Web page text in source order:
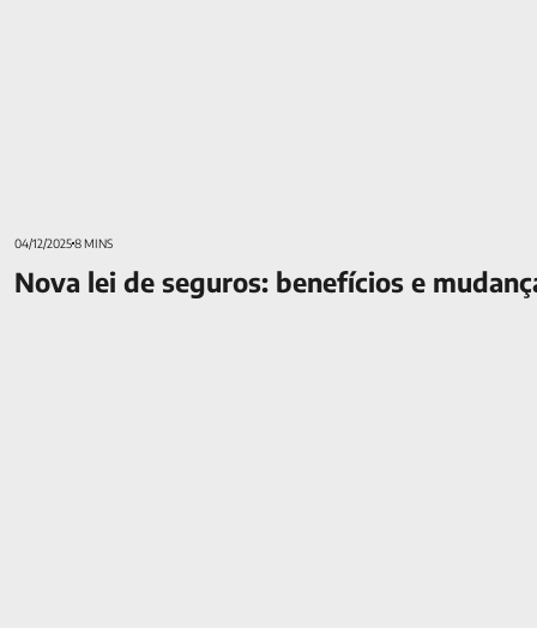
04/12/20258 MINS
Nova lei de seguros: benefícios e